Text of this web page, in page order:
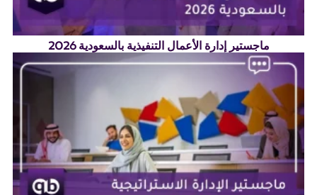
ماجستير إدارة الأعمال التنفيذية بالسعودية 2026